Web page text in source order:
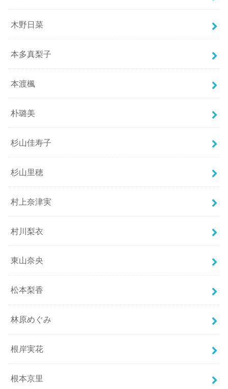
木野日菜
本多真梨子
本渡楓
朴璐美
杉山佳寿子
杉山里穂
村上奈津実
村川梨衣
東山奈央
松本梨香
林原めぐみ
根岸実花
根本京里